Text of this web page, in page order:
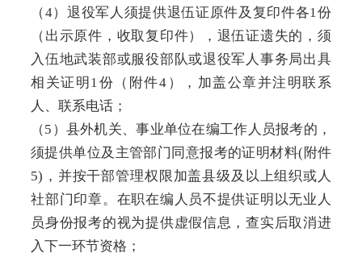
（4）退役军人须提供退伍证原件及复印件各1份
（出示原件，收取复印件），退伍证遗失的，须
入伍地武装部或服役部队或退役军人事务局出具
相关证明1份（附件4），加盖公章并注明联系
人、联系电话；
（5）县外机关、事业单位在编工作人员报考的，
须提供单位及主管部门同意报考的证明材料(附件
5)，并按干部管理权限加盖县级及以上组织或人
社部门印章。在职在编人员不提供证明以无业人
员身份报考的视为提供虚假信息，查实后取消进
入下一环节资格；